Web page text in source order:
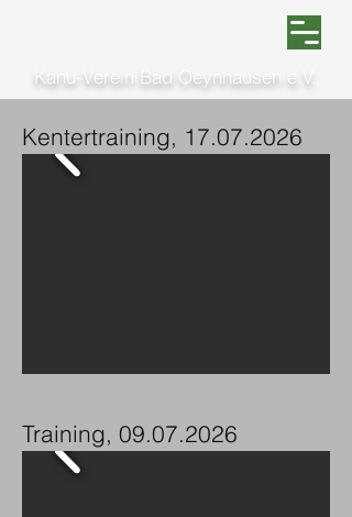
Kanu-Verein Bad Oeynhausen e.V.
Kentertraining, 17.07.2026
Training, 09.07.2026